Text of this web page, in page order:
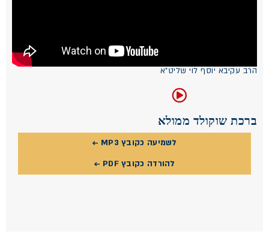
הרב עקיבא יוסף לוי שליט"א
ברכת שוקולד ממולא
לשמיעה כקובץ MP3 ←
להורדה כקובץ PDF ←